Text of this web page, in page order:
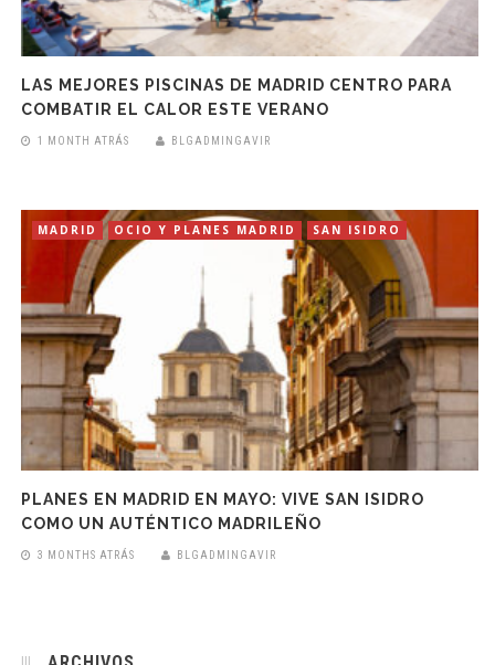
LAS MEJORES PISCINAS DE MADRID CENTRO PARA
COMBATIR EL CALOR ESTE VERANO
1 MONTH ATRÁS BLGADMINGAVIR
MADRID OCIO Y PLANES MADRID SAN ISIDRO
PLANES EN MADRID EN MAYO: VIVE SAN ISIDRO
COMO UN AUTÉNTICO MADRILEÑO
3 MONTHS ATRÁS BLGADMINGAVIR